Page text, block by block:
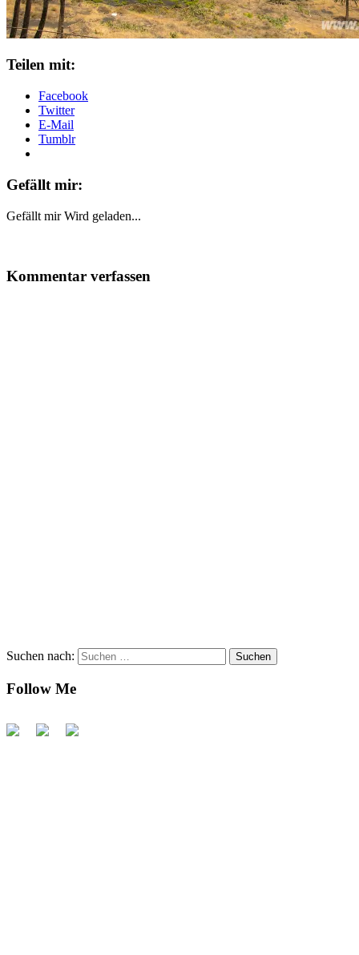
Teilen mit:
Facebook
Twitter
E-Mail
Tumblr
Gefällt mir:
Gefällt mir Wird geladen...
Kommentar verfassen
Suchen nach:
Follow Me